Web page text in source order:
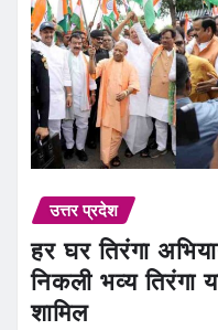
उत्तर प्रदेश
हर घर तिरंगा
निकली भव्य तिरंगा
शामिल